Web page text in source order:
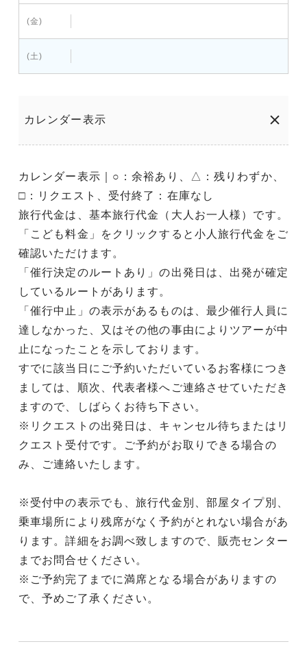
(金)
(土)
カレンダー表示
カレンダー表示｜○：余裕あり、△：残りわずか、
□：リクエスト、受付終了：在庫なし
旅行代金は、基本旅行代金（大人お一人様）です。
「こども料金」をクリックすると小人旅行代金をご
確認いただけます。
「催行決定のルートあり」の出発日は、出発が確定
しているルートがあります。
「催行中止」の表示があるものは、最少催行人員に
達しなかった、又はその他の事由によりツアーが中
止になったことを示しております。
すでに該当日にご予約いただいているお客様につき
ましては、順次、代表者様へご連絡させていただき
ますので、しばらくお待ち下さい。
※リクエストの出発日は、キャンセル待ちまたはリ
クエスト受付です。ご予約がお取りできる場合の
み、ご連絡いたします。
※受付中の表示でも、旅行代金別、部屋タイプ別、
乗車場所により残席がなく予約がとれない場合があ
ります。詳細をお調べ致しますので、販売センター
までお問合せください。
※ご予約完了までに満席となる場合がありますの
で、予めご了承ください。